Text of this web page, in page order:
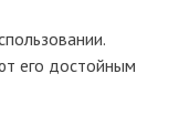
его достойным